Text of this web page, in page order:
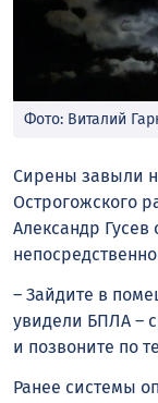
Фото: Виталий
Сирены завыли
Острогожского
Александр Гусев
– Зайдите в
увидели БПЛА –
и позвоните по
Ранее системы